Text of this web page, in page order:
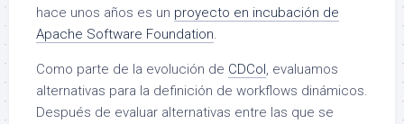
hace unos años es un proyecto en incubación de
Apache Software Foundation
Como parte de la evolución de CDCol , evaluamos
alternativas para la definición de workflows dinámicos.
Después de evaluar alternativas entre las que se